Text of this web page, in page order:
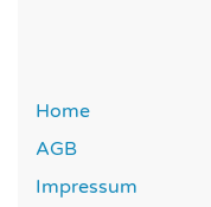
Home
AGB
Impressum